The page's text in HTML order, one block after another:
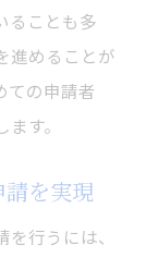
ることも多
進めることが
ての申請者
す。
を実現
行うには、